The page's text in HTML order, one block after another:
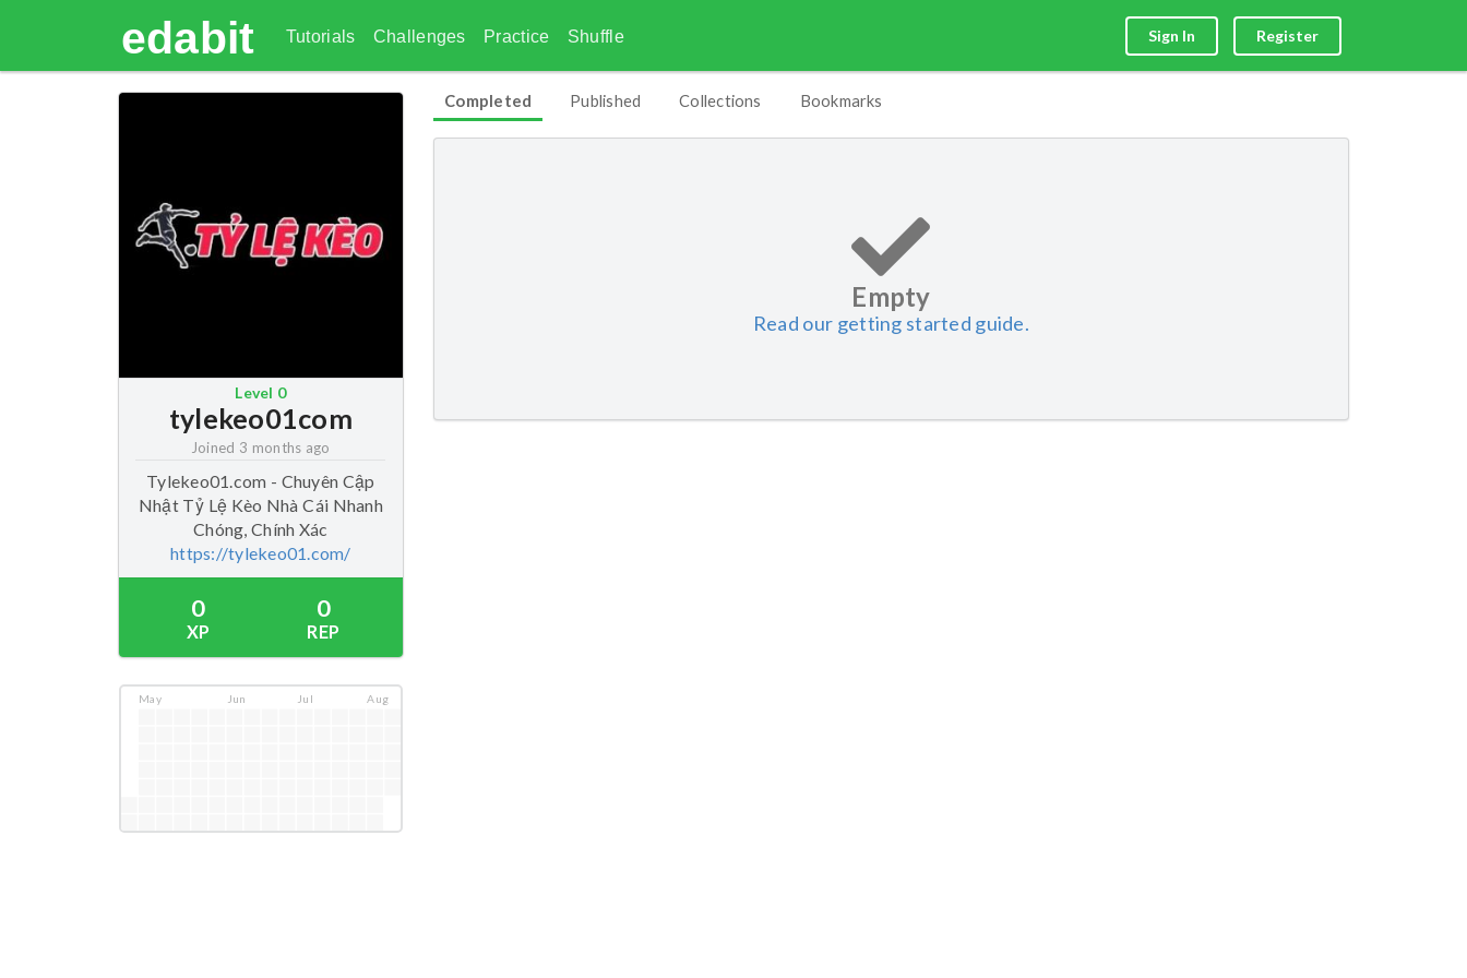
edabit Tutorials Challenges Practice Shuffle Sign In Register
Level 0
tylekeo01com
Joined 3 months ago
Tylekeo01.com - Chuyên Cập
Nhật Tỷ Lệ Kèo Nhà Cái Nhanh
Chóng, Chính Xác
https://tylekeo01.com/
0
XP
0
REP
May Jun Jul Aug
Completed Published Collections Bookmarks
Empty
Read our getting started guide.